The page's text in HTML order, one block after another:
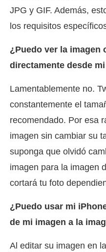
JPG y GIF. Además,
los requisitos
¿Puedo ver la imagen
directamente desde
Lamentablemente no.
constantemente el
recomendado. Por esa
imagen sin cambiar su
suponga que olvidó
imagen para la imagen
cortará tu foto
¿Puedo usar mi
de mi imagen a la
Al editar su imagen en